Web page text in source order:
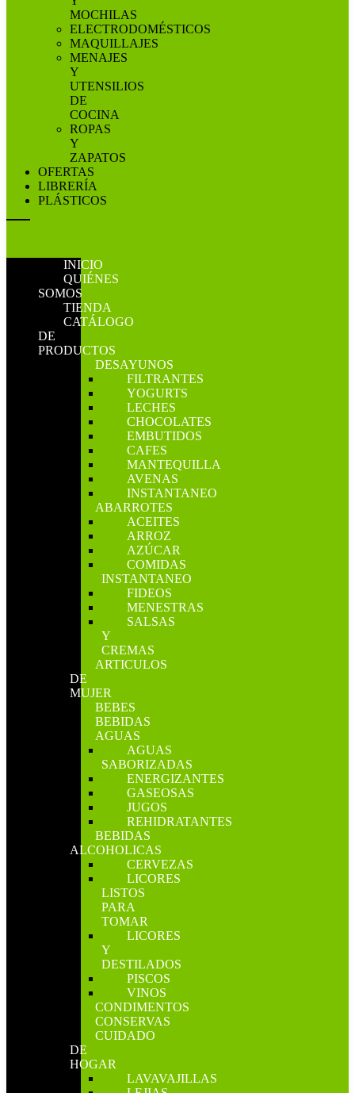
MOCHILAS
ELECTRODOMÉSTICOS
MAQUILLAJES
MENAJES
Y
UTENSILIOS
DE
COCINA
ROPAS
Y
ZAPATOS
OFERTAS
LIBRERÍA
PLÁSTICOS
INICIO
QUIÉNES
SOMOS
TIENDA
CATÁLOGO
DE
PRODUCTOS
DESAYUNOS
FILTRANTES
YOGURTS
LECHES
CHOCOLATES
EMBUTIDOS
CAFES
MANTEQUILLA
AVENAS
INSTANTANEO
ABARROTES
ACEITES
ARROZ
AZÚCAR
COMIDAS
INSTANTANEO
FIDEOS
MENESTRAS
SALSAS
Y
CREMAS
ARTICULOS
DE
MUJER
BEBES
BEBIDAS
AGUAS
AGUAS
SABORIZADAS
ENERGIZANTES
GASEOSAS
JUGOS
REHIDRATANTES
BEBIDAS
ALCOHOLICAS
CERVEZAS
LICORES
LISTOS
PARA
TOMAR
LICORES
Y
DESTILADOS
PISCOS
VINOS
CONDIMENTOS
CONSERVAS
CUIDADO
DE
HOGAR
LAVAVAJILLAS